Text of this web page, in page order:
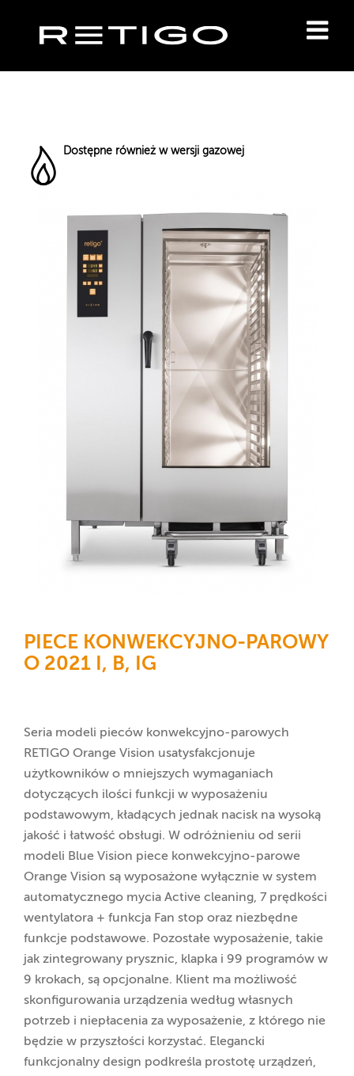
Dostępne również w wersji gazowej
PIECE KONWEKCYJNO-PAROWY
O 2021 I, B, IG
Seria modeli pieców konwekcyjno-parowych
RETIGO Orange Vision usatysfakcjonuje
użytkowników o mniejszych wymaganiach
dotyczących ilości funkcji w wyposażeniu
podstawowym, kładących jednak nacisk na wysoką
jakość i łatwość obsługi. W odróżnieniu od serii
modeli Blue Vision piece konwekcyjno-parowe
Orange Vision są wyposażone wyłącznie w system
automatycznego mycia Active cleaning, 7 prędkości
wentylatora + funkcja Fan stop oraz niezbędne
funkcje podstawowe. Pozostałe wyposażenie, takie
jak zintegrowany prysznic, klapka i 99 programów w
9 krokach, są opcjonalne. Klient ma możliwość
skonfigurowania urządzenia według własnych
potrzeb i niepłacenia za wyposażenie, z którego nie
będzie w przyszłości korzystać. Elegancki
funkcjonalny design podkreśla prostotę urządzeń,